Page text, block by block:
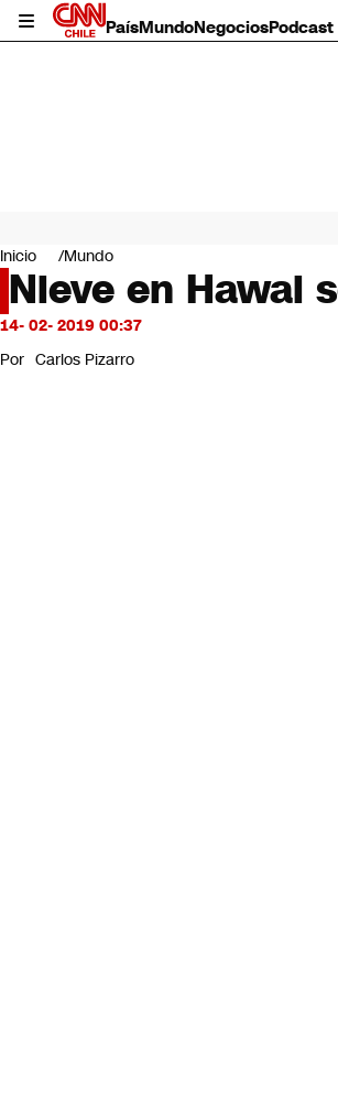
PaísMundoNegocios
Mundo
Negocios
Deportes
Programas completos
Servicios
Inicio Mundo
Nieve en Hawai
14- 02- 2019 00:37
Por Carlos Pizarro